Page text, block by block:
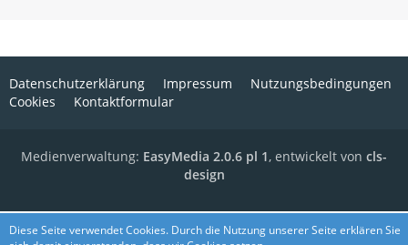
Datenschutzerklärung Impressum
Nutzungsbedingungen
Cookies
Kontaktformular
Medienverwaltung: EasyMedia 2.0.6 pl 1, entwickelt von cls-
design
Diese Seite verwendet Cookies. Durch die Nutzung unserer Seite erklären Sie